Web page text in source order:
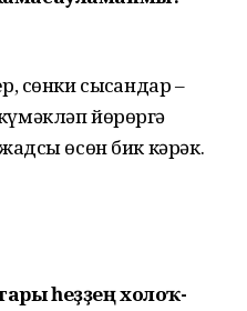
сөнки сысҡандар –
йөрөргә
өсөн бик кәрәк.
һеҙҙең холоҡ-